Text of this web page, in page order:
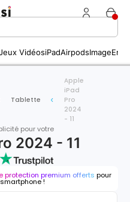
VidéosiPadAirpodsImage
Tablette
Apple
iPad
Pro
2024
- 11
pour votre
2024 - 11
protection premium offerts pour
!